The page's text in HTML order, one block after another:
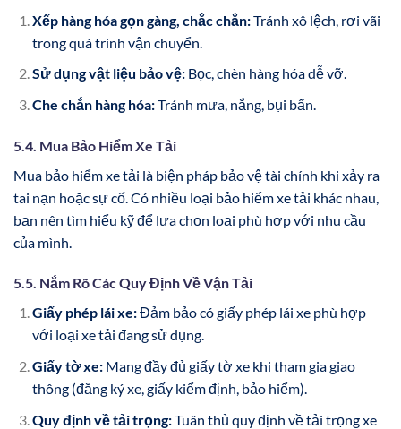
Xếp hàng hóa gọn gàng, chắc chắn:Tránh xô lệch, rơi vãi
trong quá trình vận chuyển.
Sử dụng vật liệu bảo vệ:Bọc, chèn hàng hóa dễ vỡ.
Che chắn hàng hóa:Tránh mưa, nắng, bụi bẩn.
5.4. Mua Bảo Hiểm Xe Tải
Mua bảo hiểm xe tải là biện pháp bảo vệ tài chính khi xảy ra
tai nạn hoặc sự cố. Có nhiều loại bảo hiểm xe tải khác nhau,
bạn nên tìm hiểu kỹ để lựa chọn loại phù hợp với nhu cầu
của mình.
5.5. Nắm Rõ Các Quy Định Về Vận Tải
Giấy phép lái xe:Đảm bảo có giấy phép lái xe phù hợp
với loại xe tải đang sử dụng.
Giấy tờ xe:Mang đầy đủ giấy tờ xe khi tham gia giao
thông (đăng ký xe, giấy kiểm định, bảo hiểm).
Quy định về tải trọng:Tuân thủ quy định về tải trọng xe